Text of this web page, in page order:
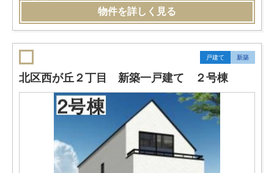
物件を詳しく見る
戸建て 新築
北区西が丘２丁目 新築一戸建て ２号棟